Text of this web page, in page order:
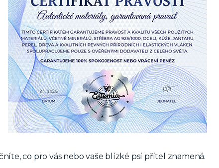
co pro vás nebo vaše blízké psí přítel znamená.